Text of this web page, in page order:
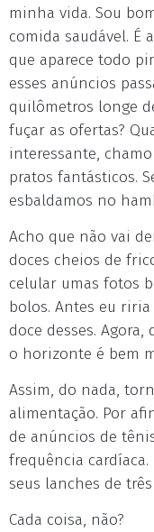
minha vida. Sou
comida saudável. É
que aparece todo
esses anúncios
quilômetros longe
fuçar as ofertas?
interessante,
pratos fantásticos.
esbaldamos no
Acho que não vai
doces cheios de
celular umas fotos
bolos. Antes eu
doce desses.
o horizonte é bem
Assim, do nada,
alimentação. Por
de anúncios de
frequência
seus lanches de
Cada coisa, não?